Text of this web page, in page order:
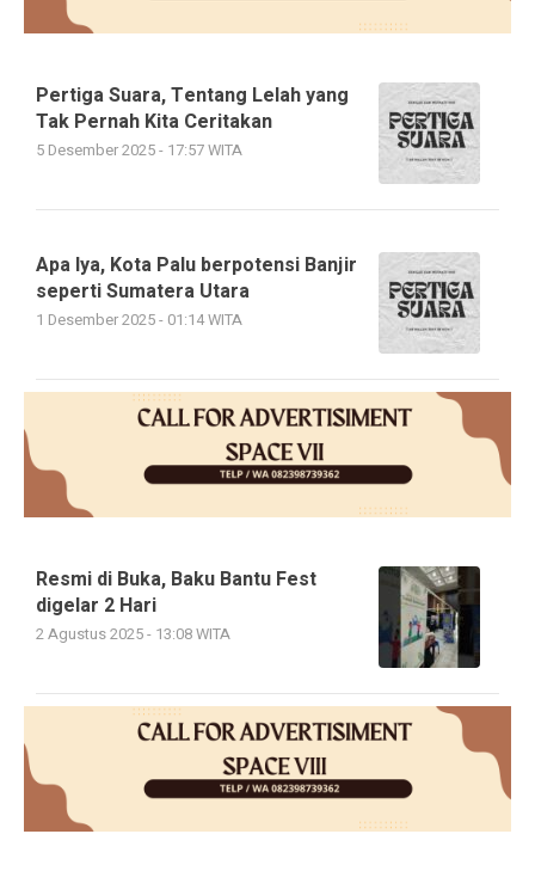
Pertiga Suara, Tentang Lelah yang
Tak Pernah Kita Ceritakan
5 Desember 2025 - 17:57 WITA
Apa Iya, Kota Palu berpotensi Banjir
seperti Sumatera Utara
1 Desember 2025 - 01:14 WITA
Resmi di Buka, Baku Bantu Fest
digelar 2 Hari
2 Agustus 2025 - 13:08 WITA